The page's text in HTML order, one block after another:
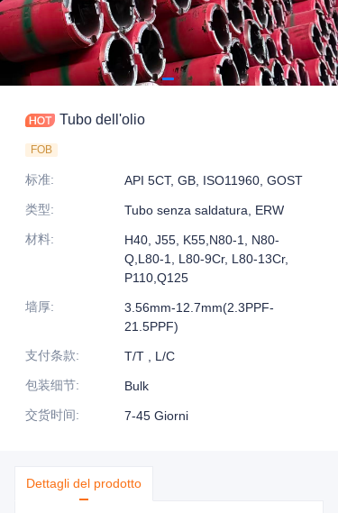
Tubo dell'olio
FOB
标准:
API 5CT, GB, ISO11960, GOST
类型:
Tubo senza saldatura, ERW
材料:
H40, J55, K55,N80-1, N80-
Q,L80-1, L80-9Cr, L80-13Cr,
P110,Q125
墙厚:
3.56mm-12.7mm(2.3PPF-
21.5PPF)
支付条款:
T/T , L/C
包装细节:
Bulk
交货时间: 7-45 Giorni
Dettagli del prodotto